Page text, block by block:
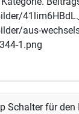
aus-
1.png
Schalter für den